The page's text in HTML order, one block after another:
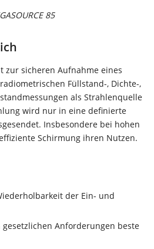
85
zur sicheren Aufnahme eines
Füllstand-, Dichte-,
als Strahlenquelle
wird nur in eine definierte
Insbesondere bei hohen
Schirmung ihren Nutzen.
der Ein- und
Anforderungen beste